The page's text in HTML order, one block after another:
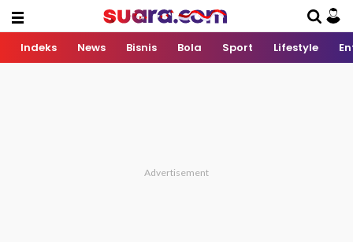
Indeks News Bisnis Bola Sport Lifestyle